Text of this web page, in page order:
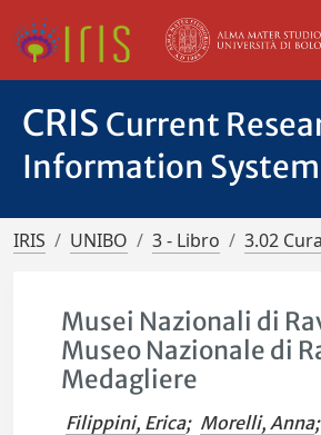
CRIS Current
Information System
IRIS UNIBO 3 - Libro 3.02
Musei Nazionali di
Museo Nazionale di
Medagliere
Filippini, Erica; Morelli, Anna;